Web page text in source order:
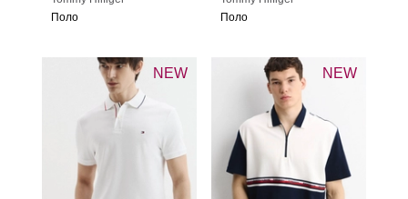
Поло
Поло
NEW NEW